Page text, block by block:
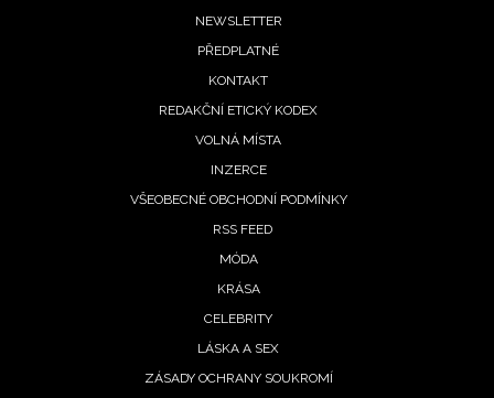
NEWSLETTER
PŘEDPLATNÉ
KONTAKT
REDAKČNÍ ETICKÝ KODEX
VOLNÁ MÍSTA
INZERCE
VŠEOBECNÉ OBCHODNÍ PODMÍNKY
RSS FEED
MÓDA
KRÁSA
CELEBRITY
LÁSKA A SEX
ZÁSADY OCHRANY SOUKROMÍ